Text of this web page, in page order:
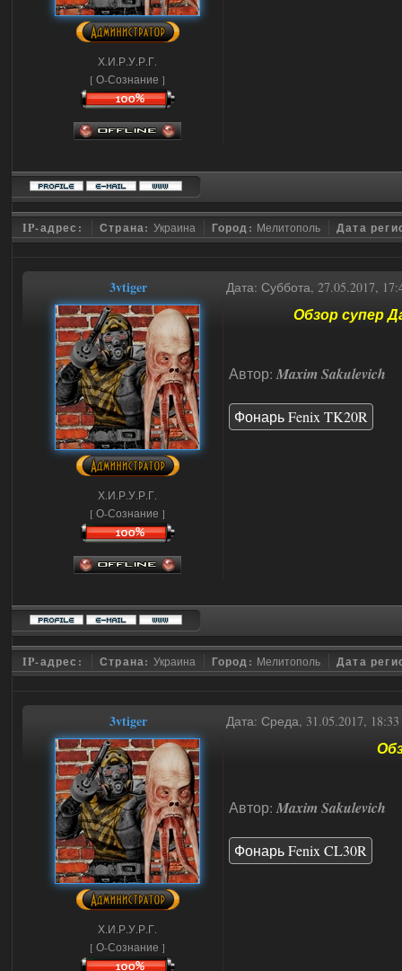
Х.И.Р.У.Р.Г.
[ О-Сознание ]
IP-адрес: Страна: Украина Город: Мелитополь Дата
3vtiger Дата: Суббота, 27.05.2017,
Х.И.Р.У.Р.Г.
[ О-Сознание ]
Обзор супер
Автор: Maxim Sakulevich
Фонарь Fenix TK20R
IP-адрес: Страна: Украина Город: Мелитополь Дата
3vtiger Дата: Среда, 31.05.2017,
Х.И.Р.У.Р.Г.
[ О-Сознание ]
Автор: Maxim Sakulevich
Фонарь Fenix CL30R